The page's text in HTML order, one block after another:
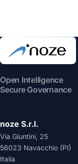
Open Intelligence
Secure Governance
noze S.r.l.
Via Giuntini, 25
56023 Navacchio (PI)
Italia